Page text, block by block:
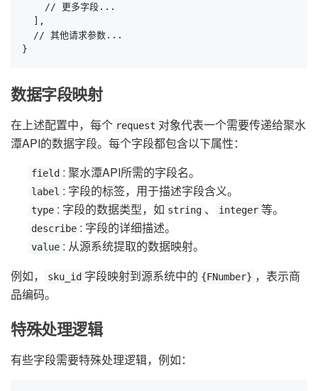
    // 更多字段...
  ],
  // 其他请求参数...
}
数据字段映射
在上述配置中，每个 request 对象代表一个需要传递给聚水
潭API的数据字段。每个字段都包含以下属性：
field : 聚水潭API所需的字段名。
label : 字段的标签，用于描述字段含义。
type : 字段的数据类型，如 string 、 integer 等。
describe : 字段的详细描述。
value : 从源系统提取的数据映射。
例如，
sku_id 字段映射到源系统中的 {FNumber} ，表示商
品编码。
特殊处理逻辑
有些字段需要特殊处理逻辑，例如：